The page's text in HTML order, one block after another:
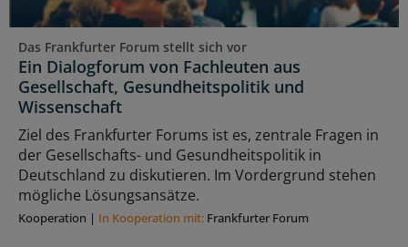
Das Frankfurter Forum stellt sich vor
Ein Dialogforum von Fachleuten aus
Gesellschaft, Gesundheitspolitik und
Wissenschaft
Ziel des Frankfurter Forums ist es, zentrale Fragen in
der Gesellschafts- und Gesundheitspolitik in
Deutschland zu diskutieren. Im Vordergrund stehen
mögliche Lösungsansätze.
Kooperation | In Kooperation mit: Frankfurter Forum